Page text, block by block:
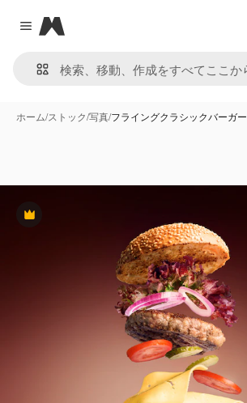
Close menu
Magnific
ホーム/ストック/写真/フライングクラシックバーガー
Premium